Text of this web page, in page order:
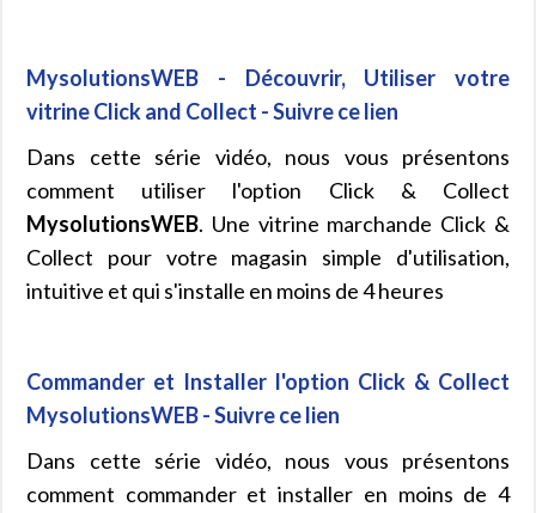
MysolutionsWEB - Découvrir, Utiliser votre
vitrine Click and Collect - Suivre ce lien
Dans cette série vidéo, nous vous présentons
comment utiliser l'option Click & Collect
MysolutionsWEB. Une vitrine marchande Click &
Collect pour votre magasin simple d'utilisation,
intuitive et qui s'installe en moins de 4 heures
Commander et Installer l'option Click & Collect
MysolutionsWEB - Suivre ce lien
Dans cette série vidéo, nous vous présentons
comment commander et installer en moins de 4